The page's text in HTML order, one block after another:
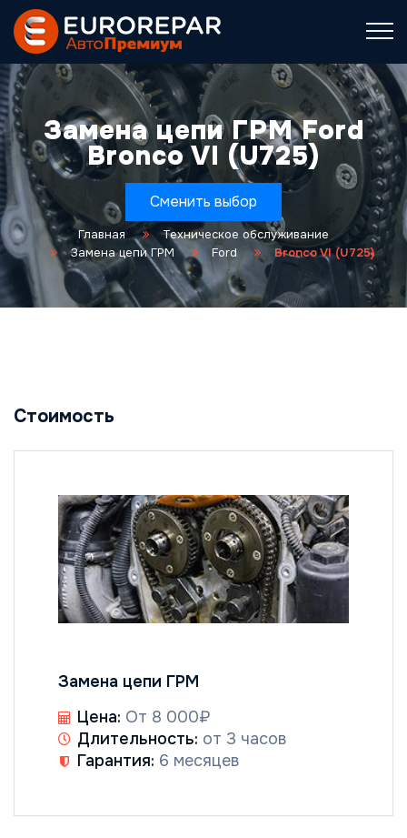
Замена цепи ГРМ Ford
Bronco VI (U725)
Сменить выбор
Главная
Техническое обслуживание
Замена цепи ГРМ
Ford Bronco VI (U725)
Стоимость
Замена цепи ГРМ
Цена: От 8 000₽
Длительность: от 3 часов
Гарантия: 6 месяцев